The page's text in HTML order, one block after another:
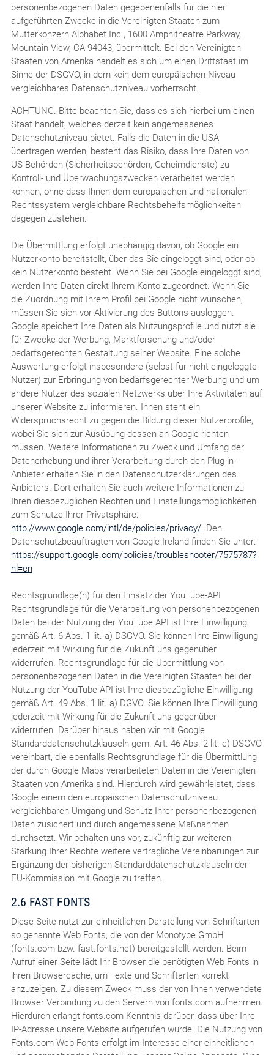
personenbezogenen Daten gegebenenfalls für die hier
aufgeführten Zwecke in die Vereinigten Staaten zum
Mutterkonzern Alphabet Inc., 1600 Amphitheatre Parkway,
Mountain View, CA 94043, übermittelt. Bei den Vereinigten
Staaten von Amerika handelt es sich um einen Drittstaat im
Sinne der DSGVO, in dem kein dem europäischen Niveau
vergleichbares Datenschutzniveau vorherrscht.
ACHTUNG. Bitte beachten Sie, dass es sich hierbei um einen
Staat handelt, welches derzeit kein angemessenes
Datenschutzniveau bietet. Falls die Daten in die USA
übertragen werden, besteht das Risiko, dass Ihre Daten von
US-Behörden (Sicherheitsbehörden, Geheimdienste) zu
Kontroll- und Überwachungszwecken verarbeitet werden
können, ohne dass Ihnen dem europäischen und nationalen
Rechtssystem vergleichbare Rechtsbehelfsmöglichkeiten
dagegen zustehen.
Die Übermittlung erfolgt unabhängig davon, ob Google ein
Nutzerkonto bereitstellt, über das Sie eingeloggt sind, oder ob
kein Nutzerkonto besteht. Wenn Sie bei Google eingeloggt sind,
werden Ihre Daten direkt Ihrem Konto zugeordnet. Wenn Sie
die Zuordnung mit Ihrem Profil bei Google nicht wünschen,
müssen Sie sich vor Aktivierung des Buttons ausloggen.
Google speichert Ihre Daten als Nutzungsprofile und nutzt sie
für Zwecke der Werbung, Marktforschung und/oder
bedarfsgerechten Gestaltung seiner Website. Eine solche
Auswertung erfolgt insbesondere (selbst für nicht eingeloggte
Nutzer) zur Erbringung von bedarfsgerechter Werbung und um
andere Nutzer des sozialen Netzwerks über Ihre Aktivitäten auf
unserer Website zu informieren. Ihnen steht ein
Widerspruchsrecht zu gegen die Bildung dieser Nutzerprofile,
wobei Sie sich zur Ausübung dessen an Google richten
müssen. Weitere Informationen zu Zweck und Umfang der
Datenerhebung und ihrer Verarbeitung durch den Plug-in-
Anbieter erhalten Sie in den Datenschutzerklärungen des
Anbieters. Dort erhalten Sie auch weitere Informationen zu
Ihren diesbezüglichen Rechten und Einstellungsmöglichkeiten
zum Schutze Ihrer Privatsphäre:
http://www.google.com/intl/de/policies/privacy/. Den
Datenschutzbeauftragten von Google Ireland finden Sie unter:
https://support.google.com/policies/troubleshooter/7575787?
hl=en
Rechtsgrundlage(n) für den Einsatz der YouTube-API
Rechtsgrundlage für die Verarbeitung von personenbezogenen
Daten bei der Nutzung der YouTube API ist Ihre Einwilligung
gemäß Art. 6 Abs. 1 lit. a) DSGVO. Sie können Ihre Einwilligung
jederzeit mit Wirkung für die Zukunft uns gegenüber
widerrufen. Rechtsgrundlage für die Übermittlung von
personenbezogenen Daten in die Vereinigten Staaten bei der
Nutzung der YouTube API ist Ihre diesbezügliche Einwilligung
gemäß Art. 49 Abs. 1 lit. a) DGVO. Sie können Ihre Einwilligung
jederzeit mit Wirkung für die Zukunft uns gegenüber
widerrufen. Darüber hinaus haben wir mit Google
Standarddatenschutzklauseln gem. Art. 46 Abs. 2 lit. c) DSGVO
vereinbart, die ebenfalls Rechtsgrundlage für die Übermittlung
der durch Google Maps verarbeiteten Daten in die Vereinigten
Staaten von Amerika sind. Hierdurch wird gewährleistet, dass
Google einem den europäischen Datenschutzniveau
vergleichbaren Umgang und Schutz Ihrer personenbezogenen
Daten zusichert und durch angemessene Maßnahmen
durchsetzt. Wir behalten uns vor, zukünftig zur weiteren
Stärkung Ihrer Rechte weitere vertragliche Vereinbarungen zur
Ergänzung der bisherigen Standarddatenschutzklauseln der
EU-Kommission mit Google zu treffen.
2.6 FAST FONTS
Diese Seite nutzt zur einheitlichen Darstellung von Schriftarten
so genannte Web Fonts, die von der Monotype GmbH
(fonts.com bzw. fast.fonts.net) bereitgestellt werden. Beim
Aufruf einer Seite lädt Ihr Browser die benötigten Web Fonts in
ihren Browsercache, um Texte und Schriftarten korrekt
anzuzeigen. Zu diesem Zweck muss der von Ihnen verwendete
Browser Verbindung zu den Servern von fonts.com aufnehmen.
Hierdurch erlangt fonts.com Kenntnis darüber, dass über Ihre
IP-Adresse unsere Website aufgerufen wurde. Die Nutzung von
Fonts.com Web Fonts erfolgt im Interesse einer einheitlichen